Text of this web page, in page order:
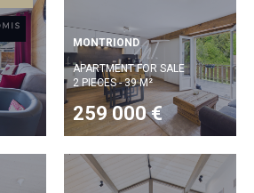
MONTRIOND
APARTMENT FOR SALE
2 PIECES - 39 M²
259 000 €